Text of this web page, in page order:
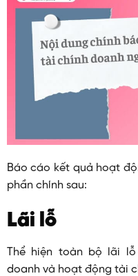
Báo cáo kết quả hoạt
phần chính sau:
Lãi lỗ
Thể hiện toàn bộ lãi
doanh và hoạt động tài